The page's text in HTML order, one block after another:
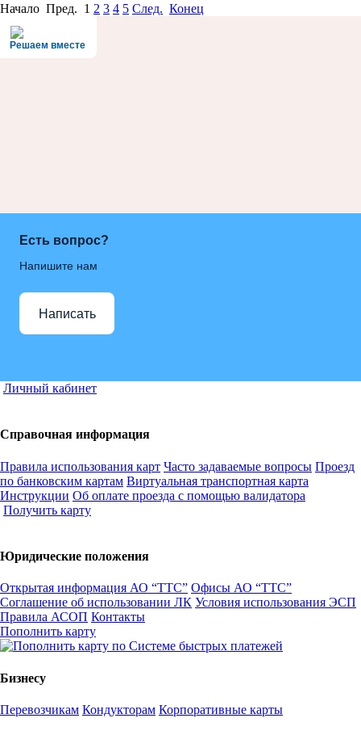
Начало Пред. 1 2 3 4 5 След. Конец
Решаем вместе
Есть вопрос?
Напишите нам
Написать
Личный кабинет
Справочная информация
Правила использования карт Часто задаваемые вопросы Проезд
по банковским картам Виртуальная транспортная карта
Инструкции Об оплате проезда с помощью валидатора
Получить карту
Юридические положения
Открытая информация АО “ТТС” Офисы АО “ТТС”
Соглашение об использовании ЛК Условия использования ЭСП
Правила АСОП Контакты
Пополнить карту
Бизнесу
Перевозчикам Кондукторам Корпоративные карты